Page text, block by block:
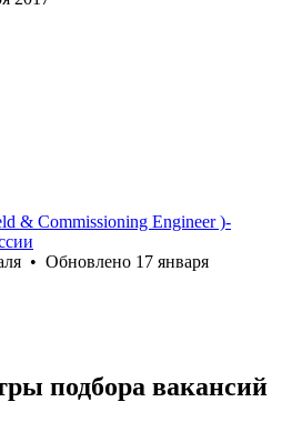
& Commissioning Engineer )-
• Обновлено 17 января
подбора вакансий